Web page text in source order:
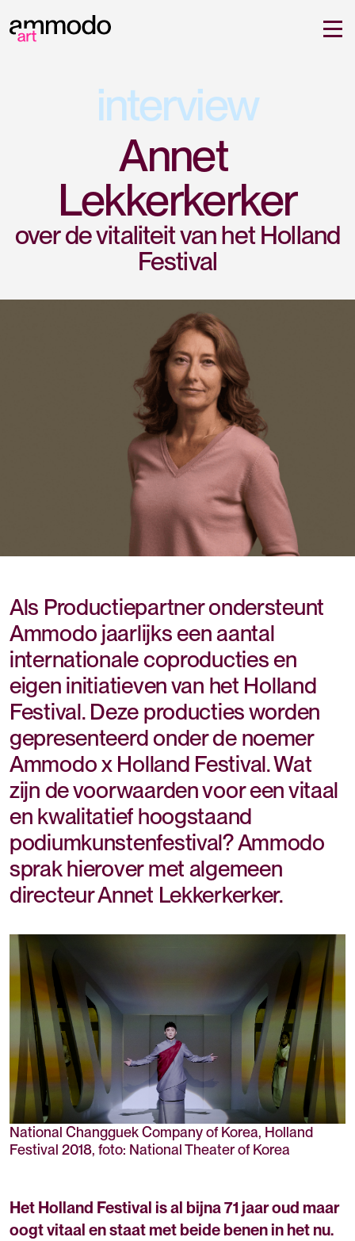
interview
Annet
Lekkerkerker
over de vitaliteit van het Holland
Festival
Als Productiepartner ondersteunt
Ammodo jaarlijks een aantal
internationale coproducties en
eigen initiatieven van het Holland
Festival. Deze producties worden
gepresenteerd onder de noemer
Ammodo x Holland Festival. Wat
zijn de voorwaarden voor een vitaal
en kwalitatief hoogstaand
podiumkunstenfestival? Ammodo
sprak hierover met algemeen
directeur Annet Lekkerkerker.
National Changguek Company of Korea, Holland
Festival 2018, foto: National Theater of Korea
Het Holland Festival is al bijna 71 jaar oud maar
oogt vitaal en staat met beide benen in het nu.